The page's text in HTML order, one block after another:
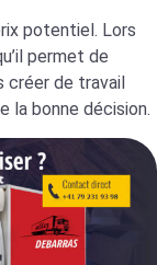
potentiel. Lors
permet de
créer de travail
la bonne décision.